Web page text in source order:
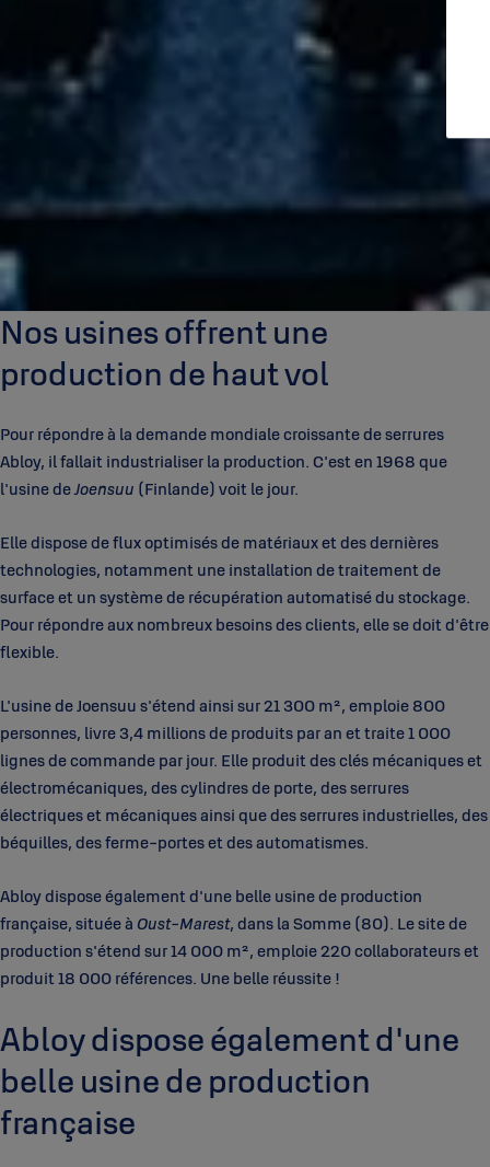
Nos usines offrent une
production de haut vol
Pour répondre à la demande mondiale croissante de serrures
Abloy, il fallait industrialiser la production. C'est en 1968 que
l'usine deJoensuu (Finlande) voit le jour.
Elle dispose de flux optimisés de matériaux et des dernières
technologies, notamment une installation de traitement de
surface et un système de récupération automatisé du stockage.
Pour répondre aux nombreux besoins des clients, elle se doit d'être
flexible.
L'usine de Joensuu s'étend ainsi sur 21 300 m², emploie 800
personnes, livre 3,4 millions de produits par an et traite 1 000
lignes de commande par jour. Elle produit des clés mécaniques et
électromécaniques, des cylindres de porte, des serrures
électriques et mécaniques ainsi que des serrures industrielles, des
béquilles, des ferme-portes et des automatismes.
Abloy dispose également d'une belle usine de production
française, située à Oust-Marest, dans la Somme (80). Le site de
production s'étend sur 14 000 m², emploie 220 collaborateurs et
produit 18 000 références. Une belle réussite !
Abloy dispose également d'une
belle usine de production
française